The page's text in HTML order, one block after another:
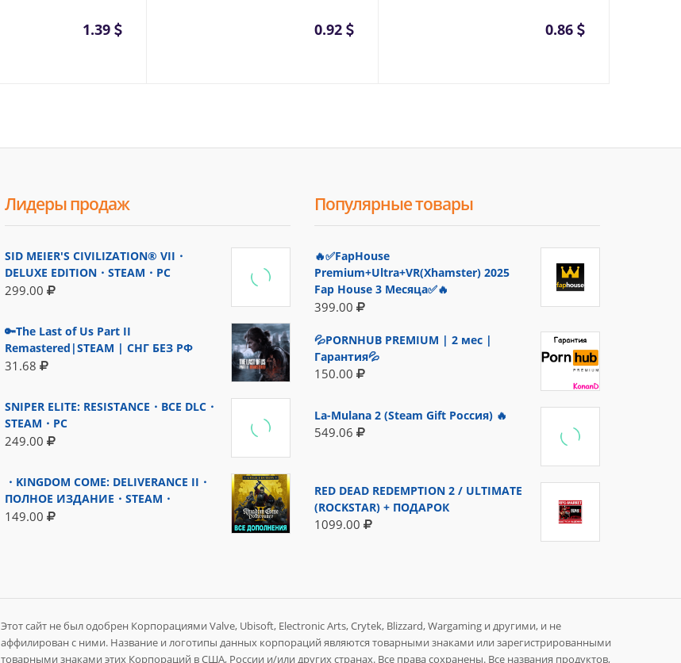
1.39 0.92 0.86
Лидеры продаж
SID MEIER'S CIVILIZATION® VII・
DELUXE EDITION・STEAM・PC
299.00
🔑The Last of Us Part II
Remastered|STEAM | СНГ БЕЗ РФ
31.68
SNIPER ELITE: RESISTANCE・ВСЕ DLC・
STEAM・PC
249.00
・KINGDOM COME: DELIVERANCE II・
ПОЛНОЕ ИЗДАНИЕ・STEAM・
149.00
Популярные товары
🔥✅FapHouse
Premium+Ultra+VR(Xhamster) 2025
Fap House 3 Месяца✅🔥
399.00
💦PORNHUB PREMIUM | 2 мес |
Гарантия💦
150.00
La-Mulana 2 (Steam Gift Россия) 🔥
549.06
RED DEAD REDEMPTION 2 / ULTIMATE
(ROCKSTAR) + ПОДАРОК
1099.00
Этот сайт не был одобрен Корпорациями Valve, Ubisoft, Electronic Arts, Crytek, Blizzard, Wargaming и другими, и не
аффилирован с ними. Название и логотипы данных корпораций являются товарными знаками или зарегистрированными
товарными знаками этих Корпораций в США, России и/или других странах. Все права сохранены. Все названия продуктов,